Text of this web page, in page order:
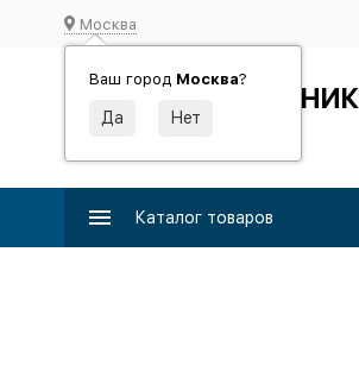
Москва
Ваш город Москва?
ИДЕАЛЬНЫЙ ТУРНИК
Производство и поставка спортивного оборудования
Каталог товаров